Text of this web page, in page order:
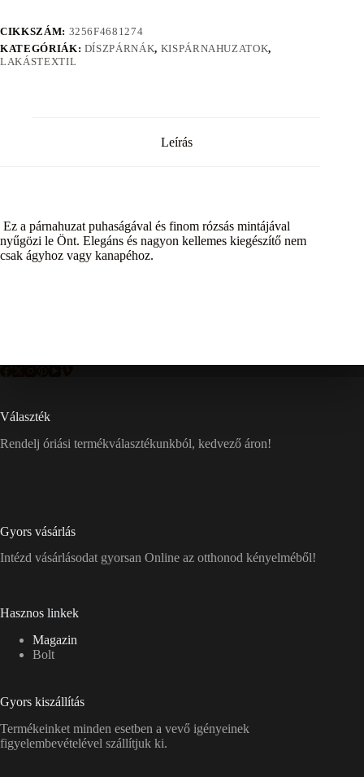
CIKKSZÁM: 3256F4681274
KATEGÓRIÁK: DÍSZPÁRNÁK, KISPÁRNAHUZATOK,
LAKÁSTEXTIL
Leírás
Ez a párnahuzat puhaságával és finom rózsás mintájával
nyűgözi le Önt. Elegáns és nagyon kellemes kiegészítő nem
csak ágyhoz vagy kanapéhoz.
Választék
Rendelj óriási termékválasztékunkból, kedvező áron!
Gyors vásárlás
Intézd vásárlásodat gyorsan Online az otthonod kényelméből!
Hasznos linkek
Magazin
Bolt
Gyors kiszállítás
Termékeinket minden esetben a vevő igényeinek
figyelembevételével szállítjuk ki.